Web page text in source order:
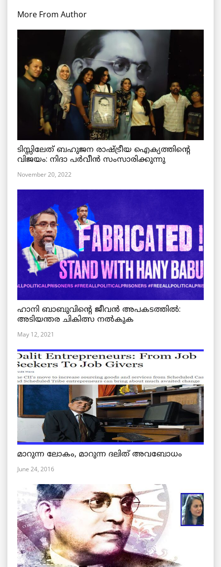
More From Author
ടിസ്സിലേത് ബഹുജന രാഷ്ട്രീയ ഐക്യത്തിന്റെ
വിജയം: നിദാ പർവീൻ സംസാരിക്കുന്നു
November 20, 2022
ഹാനി ബാബുവിന്റെ ജീവൻ അപകടത്തിൽ:
അടിയന്തര ചികിത്സ നൽകുക
May 12, 2021
മാറുന്ന ലോകം, മാറുന്ന ദലിത് അവബോധം
June 24, 2016